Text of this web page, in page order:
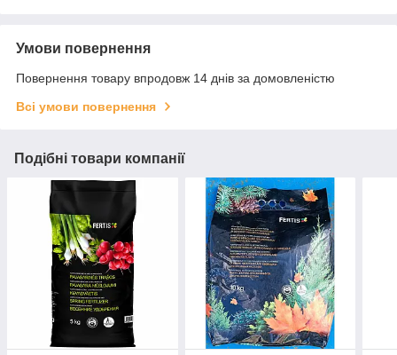
Умови повернення
Повернення товару впродовж 14 днів за домовленістю
Всі умови повернення
Подібні товари компанії